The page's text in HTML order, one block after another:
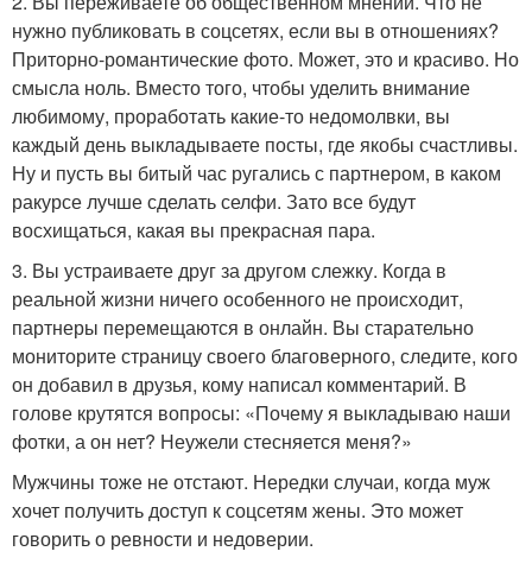
нужно публиковать в соцсетях, если вы в отношениях?
Приторно-романтические фото. Может, это и красиво. Но
смысла ноль. Вместо того, чтобы уделить внимание
любимому, проработать какие-то недомолвки, вы
каждый день выкладываете посты, где якобы счастливы.
Ну и пусть вы битый час ругались с партнером, в каком
ракурсе лучше сделать селфи. Зато все будут
восхищаться, какая вы прекрасная пара.
3. Вы устраиваете друг за другом слежку. Когда в
реальной жизни ничего особенного не происходит,
партнеры перемещаются в онлайн. Вы старательно
мониторите страницу своего благоверного, следите, кого
он добавил в друзья, кому написал комментарий. В
голове крутятся вопросы: «Почему я выкладываю наши
фотки, а он нет? Неужели стесняется меня?»
Мужчины тоже не отстают. Нередки случаи, когда муж
хочет получить доступ к соцсетям жены. Это может
говорить о ревности и недоверии.